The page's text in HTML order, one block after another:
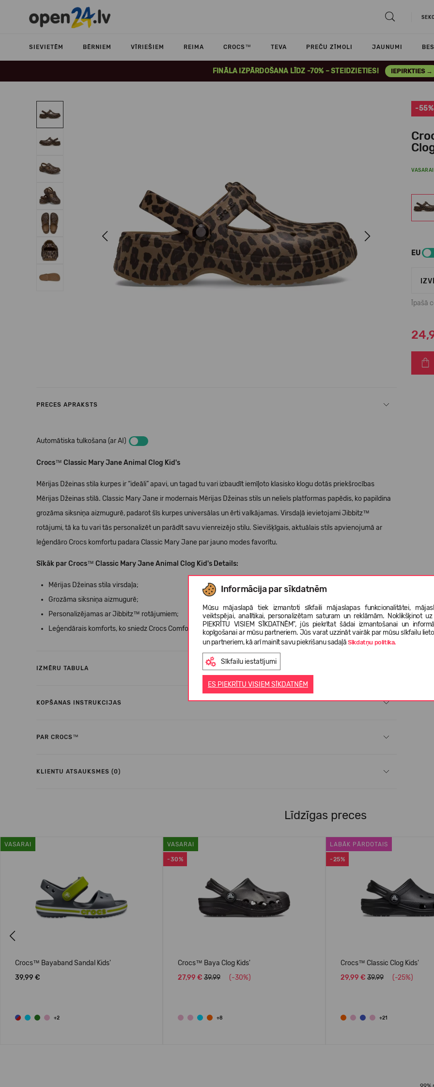
SIEVIETĒM BĒRNIEM VĪRIEŠIEM REIMA CROCS™ TEVA PREČU ZĪMOLI JAUNUMI
FINĀLA IZPĀRDOŠANA LĪDZ -70% – STEIDZIETIES! IEPIRKTIES →
Informācija par sīkdatnēm
Mūsu mājaslapā tiek izmantoti sīkfaili mājaslapas funkcionalitātei,
veiktspējai, analītikai, personalizētam saturam un reklāmām. Noklikšķinot
PIEKRĪTU VISIEM SĪKDATNĒM", jūs piekrītat šādai izmantošanai un
kopīgošanai ar mūsu partneriem. Jūs varat uzzināt vairāk par mūsu sīkfailu
un partneriem, kā arī mainīt savu piekrišanu sadaļāSīkdatņu politika.
Sīkfailu iestatījumi
ES PIEKRĪTU VISIEM SĪKDATNĒM
Previous Next
-55%
VASARAI
EU
Īpašā
PRECES APRAKSTS
Automātiska tulkošana (ar AI)
Crocs™ Classic Mary Jane Animal Clog Kid's
Mērijas Džeinas stila kurpes ir “ideāli” apavi, un tagad tu vari izbaudīt iemīļoto klasisko klogu dotās priekšrocības
Mērijas Džeinas stilā. Classic Mary Jane ir modernais Mērijas Džeinas stils un neliels platformas papēdis, ko papildina
grozāma siksniņa aizmugurē, padarot šīs kurpes universālas un ērti valkājamas. Virsdaļā ievietojami Jibbitz™
rotājumi, tā ka tu vari tās personalizēt un parādīt savu vienreizējo stilu. Sievišķīgais, aktuālais stils apvienojumā ar
leģendāro Crocs komfortu padara Classic Mary Jane par jauno modes favorītu.
Sīkāk parCrocs™ Classic Mary Jane Animal Clog Kid's Details:
Mērijas Džeinas stila virsdaļa;
Grozāma siksniņa aizmugurē;
Personalizējamas ar Jibbitz™ rotājumiem;
Leģendārais komforts, ko sniedz Crocs Comfort™: Izcili vieglas. Elastīgas. 360 grādu komforts.
IZMĒRU TABULA
KOPŠANAS INSTRUKCIJAS
PAR CROCS™
KLIENTU ATSAUKSMES (0)
Līdzīgas preces
VASARAI
Crocs™ Bayaband Sandal Kids'
39,99 €
+2
-30%
VASARAI
Crocs™ Baya Clog Kids'
27,99 € 39.99 (-30%)
+8
-25%
LABĀK PĀRDOTAIS
Crocs™ Classic Clog Kids'
29,99 € 39.99 (-25%)
+21